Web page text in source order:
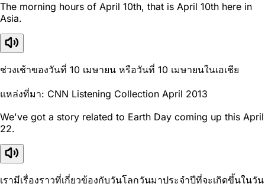
The morning hours of April 10th, that is April 10th here in
Asia.
ช่วงเช้าของวันที่ 10 เมษายน หรือวันที่ 10 เมษายนในเอเชีย
แหล่งที่มา: CNN Listening Collection April 2013
We've got a story related to Earth Day coming up this April
22.
เรามีเรื่องราวที่เกี่ยวข้องกับวันโลกวันมาประจำปีที่จะเกิดขึ้นในวัน